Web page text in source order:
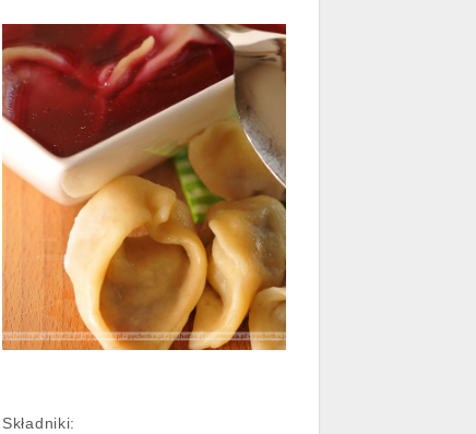
Składniki: